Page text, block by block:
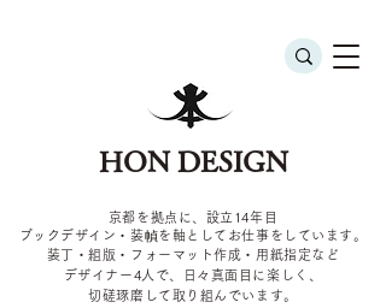
HON DESIGN
京都を拠点に、設立14年目
ブックデザイン・装幀を軸としてお仕事をしています。
装丁・組版・フォーマット作成・用紙指定など
デザイナー4 人で、日々真面目に楽しく、
切磋琢磨して取り組んでいます。